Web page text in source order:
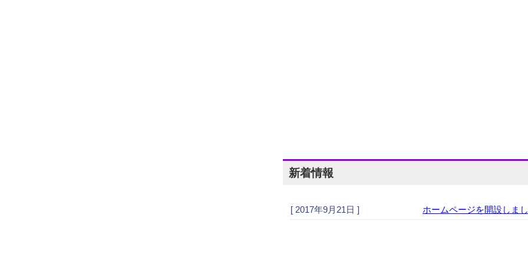
新着情報
[ 2017年9月21日 ] ホームページを開設しま